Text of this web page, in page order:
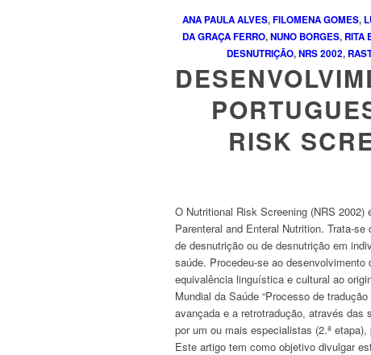
ANA PAULA ALVES,FILOMENA GOMES,
DA GRAÇA FERRO,NUNO BORGES, RITA
DESNUTRIÇÃO,NRS 2002,
RISK
O Nutritional Risk Screening (NRS
Parenteral and Enteral Nutrition. Trata-
de desnutrição ou de desnutrição em
saúde. Procedeu-se ao
equivalência linguística e cultural ao
Mundial da Saúde “Processo de
avançada e a retrotradução, através das
por um ou mais especialistas (2.ª
Este artigo tem como objetivo divulgar